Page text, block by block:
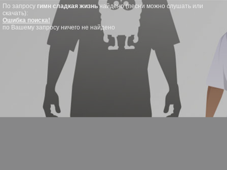
По запросу гимн сладкая жизньнайдено (песни можно слушать или
скачать):
Ошибка поиска!
по Вашему запросу ничего не найдено